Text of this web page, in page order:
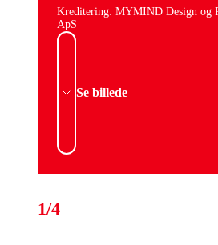
Kreditering: MYMIND Design og
ApS
Se billede
1/4